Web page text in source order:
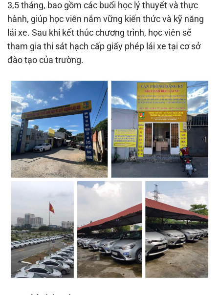
3,5 tháng, bao gồm các buổi học lý thuyết và thực
hành, giúp học viên nắm vững kiến thức và kỹ năng
lái xe. Sau khi kết thúc chương trình, học viên sẽ
tham gia thi sát hạch cấp giấy phép lái xe tại cơ sở
đào tạo của trường.